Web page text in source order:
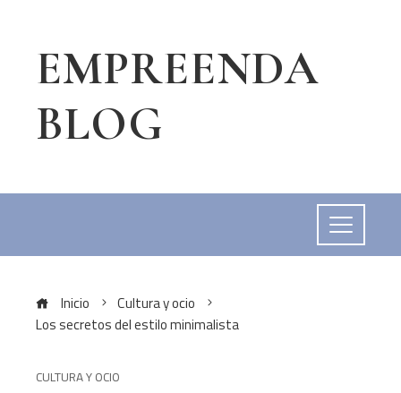
EMPREENDA
BLOG
Inicio
Cultura y ocio
Los secretos del estilo minimalista
CULTURA Y OCIO